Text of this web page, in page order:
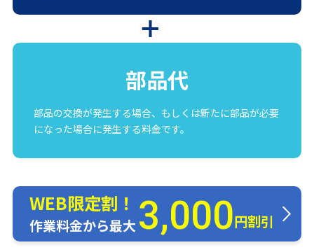
部品代
部品の交換が発生する場合、もしくは新たに部品が必要
になった場合に発生する料金です。
WEB限定割！
作業料金から最大3,000円割引